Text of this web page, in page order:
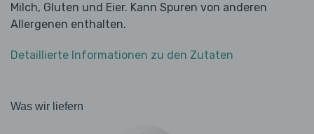
Milch, Gluten und Eier. Kann Spuren von anderen
Allergenen enthalten.
Detaillierte Informationen zu den Zutaten
Was wir liefern